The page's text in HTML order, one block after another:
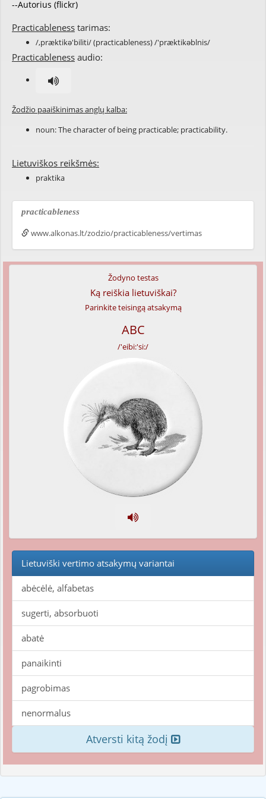
--Autorius (flickr)
Practicableness tarimas:
/,præktikə'biliti/ (practicableness) /'præktikəblnis/
Practicableness audio:
Žodžio paaiškinimas anglų kalba:
noun: The character of being practicable; practicability.
Lietuviškos reikšmės:
praktika
practicableness
www.alkonas.lt/zodzio/practicableness/vertimas
Žodyno testas
Ką reiškia lietuviškai?
Parinkite teisingą atsakymą
ABC
/'eibi:'si:/
Lietuviški vertimo atsakymų variantai
abėcėlė, alfabetas
sugerti, absorbuoti
abatė
panaikinti
pagrobimas
nenormalus
Atversti kitą žodį